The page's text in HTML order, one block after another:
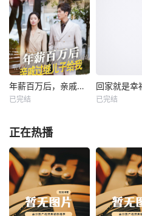
年薪百万后，亲戚过继儿子给我 年薪百万后，亲戚过继儿子给我
已完结
回家就是
回家就是幸
已完结
正在热播